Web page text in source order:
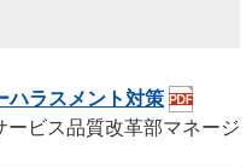
ハラスメント対策
ービス品質改革部マネージ